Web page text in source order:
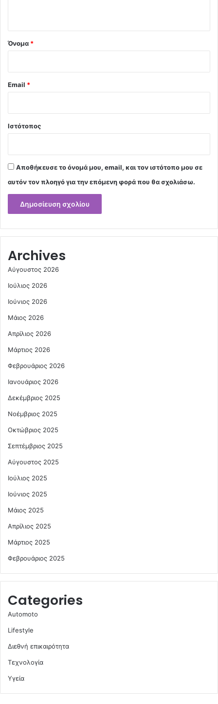
Όνομα *
Email *
Ιστότοπος
Αποθήκευσε το όνομά μου, email, και τον ιστότοπο μου σε
αυτόν τον πλοηγό για την επόμενη φορά που θα σχολιάσω.
Archives
Αύγουστος 2026
Ιούλιος 2026
Ιούνιος 2026
Μάιος 2026
Απρίλιος 2026
Μάρτιος 2026
Φεβρουάριος 2026
Ιανουάριος 2026
Δεκέμβριος 2025
Νοέμβριος 2025
Οκτώβριος 2025
Σεπτέμβριος 2025
Αύγουστος 2025
Ιούλιος 2025
Ιούνιος 2025
Μάιος 2025
Απρίλιος 2025
Μάρτιος 2025
Φεβρουάριος 2025
Categories
Automoto
Lifestyle
Διεθνή επικαιρότητα
Τεχνολογία
Υγεία